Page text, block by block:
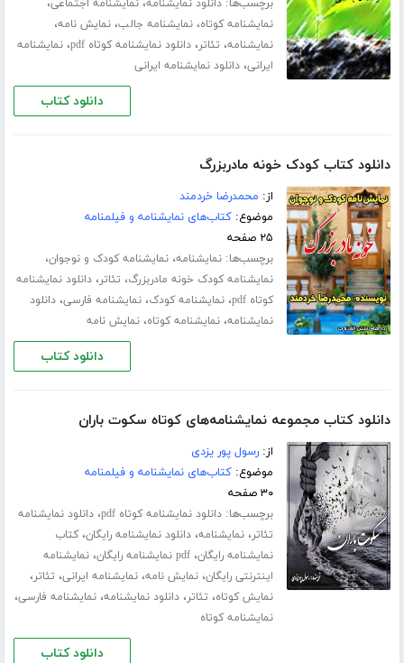
برچسب‌ها:دانلود نمایشنامه،نمایشنامه اجتماعی،
نمایشنامه کوتاه،نمایشنامه جالب،نمایش نامه،
نمایشنامه، تئاتر،دانلود نمایشنامه کوتاه pdf ،نمایشنامه
ایرانی،دانلود نمایشنامه ایرانی
دانلود کتاب
دانلود کتاب کودک خونه مادربزرگ
از: محمدرضا خردمند
موضوع:کتاب‌های نمایشنامه و فیلمنامه
۲۵ صفحه
برچسب‌ها:نمایشنامه،نمایشنامه کودک و نوجوان،
نمایشنامه کودک خونه مادربزرگ، تئاتر،دانلود نمایشنامه
کوتاه pdf
،نمایشنامه کودک،نمایشنامه فارسی،دانلود
نمایشنامه،نمایشنامه کوتاه،نمایش نامه
دانلود کتاب
دانلود کتاب مجموعه نمایشنامه‌های کوتاه سکوت باران
از:رسول پور یزدی
موضوع:کتاب‌های نمایشنامه و فیلمنامه
۳۰ صفحه
برچسب‌ها:دانلود نمایشنامه کوتاه pdf ،دانلود نمایشنامه
تئاتر،نمایشنامه،دانلود نمایشنامه رایگان،کتاب
نمایشنامه رایگان،pdf نمایشنامه رایگان ،نمایشنامه
اینترنتی رایگان،نمایش نامه،نمایشنامه ایرانی، تئاتر،
نمایش کوتاه، تئاتر،دانلود نمایشنامه،نمایشنامه فارسی،
نمایشنامه کوتاه
دانلود کتاب